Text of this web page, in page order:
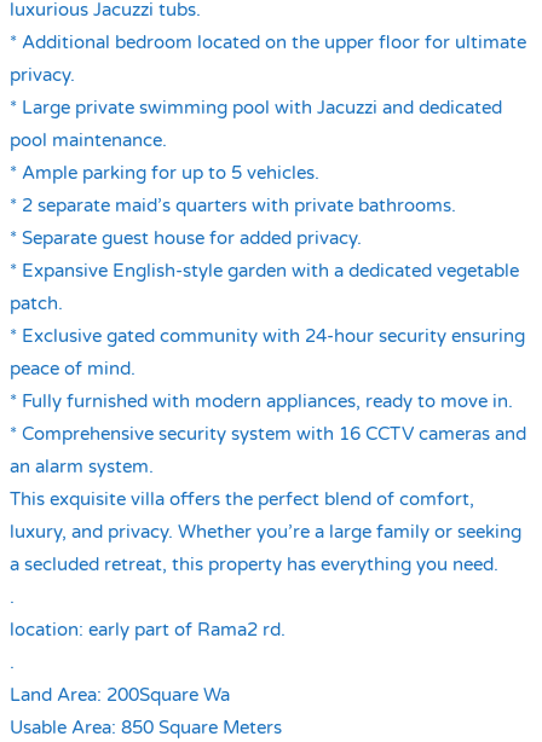
luxurious Jacuzzi tubs.
* Additional bedroom located on the upper floor for ultimate
privacy.
* Large private swimming pool with Jacuzzi and dedicated
pool maintenance.
* Ample parking for up to 5 vehicles.
* 2 separate maid’s quarters with private bathrooms.
* Separate guest house for added privacy.
* Expansive English-style garden with a dedicated vegetable
patch.
* Exclusive gated community with 24-hour security ensuring
peace of mind.
* Fully furnished with modern appliances, ready to move in.
* Comprehensive security system with 16 CCTV cameras and
an alarm system.
This exquisite villa offers the perfect blend of comfort,
luxury, and privacy. Whether you’re a large family or seeking
a secluded retreat, this property has everything you need.
.
location: early part of Rama2 rd.
.
Land Area: 200Square Wa
Usable Area: 850 Square Meters